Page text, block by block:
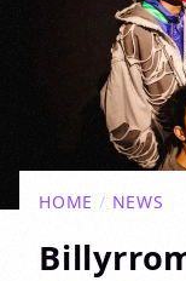
HOME / NEWS